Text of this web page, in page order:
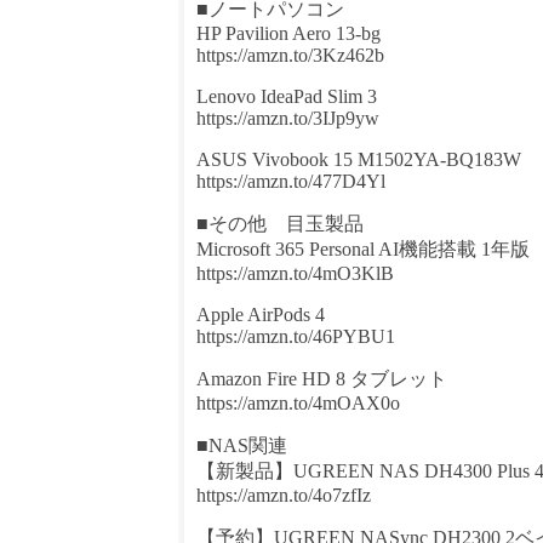
■ノートパソコン
HP Pavilion Aero 13-bg
https://amzn.to/3Kz462b
Lenovo IdeaPad Slim 3
https://amzn.to/3IJp9yw
ASUS Vivobook 15 M1502YA-BQ183W
https://amzn.to/477D4Yl
■その他 目玉製品
Microsoft 365 Personal AI機能搭載 1年版
https://amzn.to/4mO3KlB
Apple AirPods 4
https://amzn.to/46PYBU1
Amazon Fire HD 8 タブレット
https://amzn.to/4mOAX0o
■NAS関連
【新製品】UGREEN NAS DH4300 Plus
https://amzn.to/4o7zfIz
【予約】UGREEN NASync DH2300 2ベ